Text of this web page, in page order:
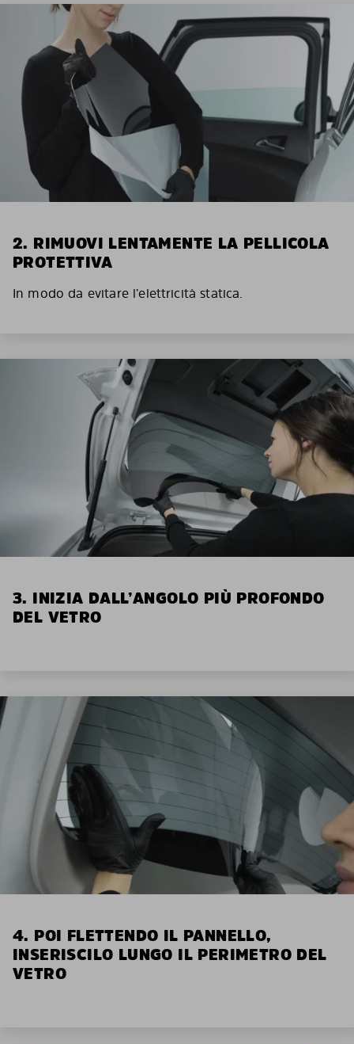
2. RIMUOVI LENTAMENTE LA PELLICOLA
PROTETTIVA
In modo da evitare l’elettricità statica.
3. INIZIA DALL’ANGOLO PIÙ PROFONDO
DEL VETRO
4. POI FLETTENDO IL PANNELLO,
INSERISCILO LUNGO IL PERIMETRO DEL
VETRO